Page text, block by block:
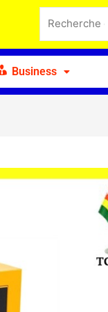
pour :
Business